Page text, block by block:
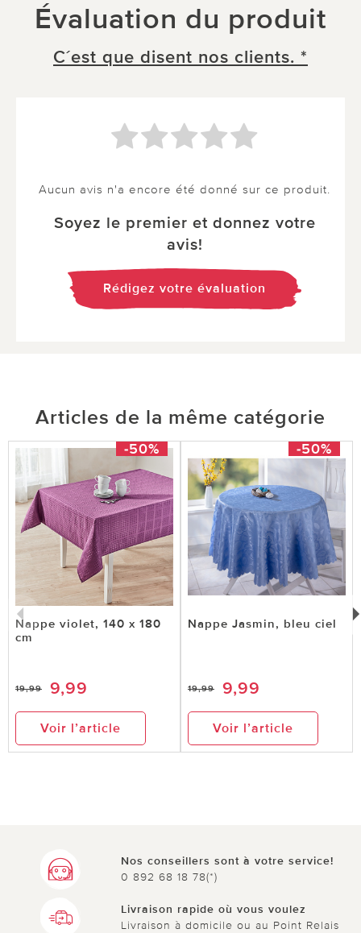
Évaluation du produit
C´est que disent nos clients. *
Aucun avis n'a encore été donné sur ce produit.
Soyez le premier et donnez votre
avis!
Rédigez votre évaluation
Articles de la même catégorie
-50%
Nappe violet, 140 x 180
cm
19,99 9,99
Voir l’article
-50%
Nappe Jasmin, bleu ciel
19,99 9,99
Voir l’article
Nos conseillers sont à votre service!
0 892 68 18 78(*)
Livraison rapide où vous voulez
Livraison à domicile ou au Point Relais